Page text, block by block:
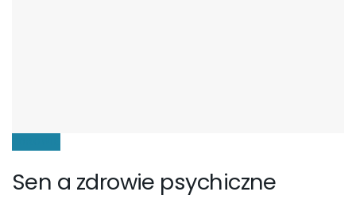
Sen a zdrowie psychiczne